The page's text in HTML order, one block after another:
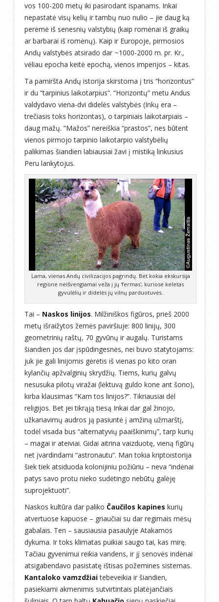
vos 100-200 metų iki pasirodant ispanams. Inkai
nepastatė visų kelių ir tambų nuo nulio – jie daug ką
perėmė iš senesnių valstybių (kaip romėnai iš graikų
ar barbarai iš romėnų). Kaip ir Europoje, pirmosios
Andų valstybės atsirado dar ~1000-2000 m. pr. Kr.,
vėliau epocha keitė epochą, vienos imperijos – kitas.
Ta pamiršta Andų istorija skirstoma į tris “horizontus”
ir du “tarpinius laikotarpius”. “Horizontų” metu Andus
valdydavo viena-dvi didelės valstybės (Inkų era –
trečiasis toks horizontas), o tarpiniais laikotarpiais –
daug mažų. “Mažos” nereiškia “prastos”, nes būtent
vienos pirmojo tarpinio laikotarpio valstybėlių
palikimas šiandien labiausiai žavi į mistiką linkusius
Peru lankytojus.
Lama, vienas Andų civilizacijos pagrindų. Bet kokia ekskursija
regione neišvengiamai veža į jų 'fermas', kuriose keletas
gyvulėlių ir didelės jų vilnų parduotuvės.
Tai – Naskos linijos. Milžiniškos figūros, prieš 2000
metų išraižytos žemės paviršiuje: 800 linijų, 300
geometrinių raštų, 70 gyvūnų ir augalų. Turistams
šiandien jos dar įspūdingesnės, nei buvo statytojams:
juk jie gali linijomis gėrėtis iš vienas po kito oran
kylančių apžvalginių skrydžių. Tiems, kurių galvų
nesusuka pilotų viražai (lėktuvą guldo kone ant šono),
kirba klausimas “Kam tos linijos?”. Tikriausiai dėl
religijos. Bet jei tikrąją tiesą Inkai dar gal žinojo,
užkariavimų audros ją pasiuntė į amžiną užmarštį,
todėl visada bus “alternatyvių paaiškinimų”, tarp kurių
– magai ir ateiviai. Gidai aitrina vaizduotę, vieną figūrų
net įvardindami “astronautu”. Man tokia kriptoistorija
šiek tiek atsiduoda kolonijiniu požiūriu – neva “indėnai
patys savo protu nieko sudėtingo nebūtų galėję
suprojektuoti”.
Naskos kultūra dar paliko Čaučilos kapines kurių
atvertuose kapuose – griaučiai su dar regimais mėsų
gabalais. Ten – sausiausia pasaulyje Atakamos
dykuma. Ir toks klimatas puikiai saugo tai, kas mirę.
Tačiau gyvenimui reikia vandens, ir jį senovės indėnai
atsigabendavo pasistatę ištisas požemines sistemas.
Kantaloko vamzdžiaitebeveikia ir šiandien,
pasiekiami akmenimis sutvirtintais platėjančiais